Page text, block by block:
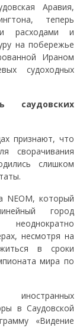
Аравия,
теперь
расходами и
на побережье
Ираном
судоходных
саудовских
признают, что
сворачивания
слишком
NEOM, который
город
несмотря на
в сроки
мира по
в Саудовской
«Видение